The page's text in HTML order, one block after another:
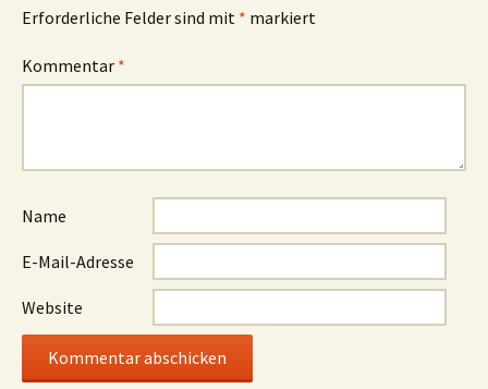
Erforderliche Felder sind mit * markiert
Kommentar *
Name
E-Mail-Adresse
Website